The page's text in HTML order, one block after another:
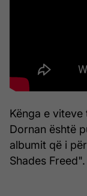
Kënga e
Dornan është
albumit që i
Shades Freed".